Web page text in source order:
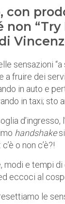
con
non
sensazioni
fruire dei
in auto e
in taxi; sto
handshake
o non c’è?!
modi e tempi
eccoci al
le